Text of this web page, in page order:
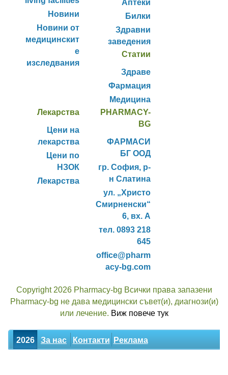
Новини
Новини от
медицинскит
е
изследвания
Аптеки
Билки
Здравни
заведения
Статии
Здраве
Фармация
Медицина
Лекарства
Цени на
лекарства
Цени по
НЗОК
Лекарства
PHARMACY-
BG
ФАРМАСИ
БГ ООД
гр. София, р-
н Слатина
ул. „Христо
Смирненски“
6, вх. А
тел. 0893 218
645
office@pharm
acy-bg.com
Copyright 2026 Pharmacy-bg Всички права запазени
Pharmacy-bg не дава медицински съвет(и), диагнози(и)
или лечение. Виж повече тук
2026 За нас Контакти Реклама